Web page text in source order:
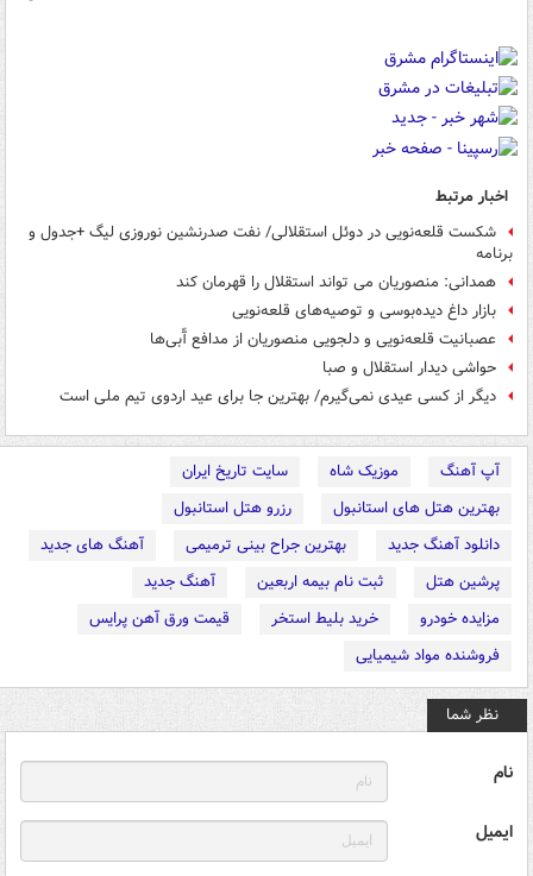
اخبار مرتبط
شکست قلعه‌نویی در دوئل استقلالی/ نفت صدرنشین نوروزی لیگ +جدول و
برنامه
همدانی: منصوریان می تواند استقلال را قهرمان کند
بازار داغ دیده‌بوسی و توصیه‌های قلعه‌نویی
عصبانیت قلعه‌نویی و دلجویی منصوریان از مدافع آّبی‌ها
حواشی دیدار استقلال و صبا
دیگر از کسی عیدی نمی‌گیرم/ بهترین جا برای عید اردوی تیم ملی است
آپ آهنگ موزیک شاه
سایت تاریخ ایران
بهترین هتل های استانبول
رزرو هتل استانبول
دانلود آهنگ جدید
بهترین جراح بینی ترمیمی
آهنگ های جدید
پرشین هتل
ثبت نام بیمه اربعین
آهنگ جدید
مزایده خودرو
خرید بلیط استخر
قیمت ورق آهن پرایس
فروشنده مواد شیمیایی
نظر شما
نام
ایمیل